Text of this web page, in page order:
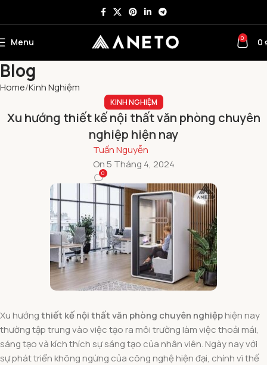
Menu 0 0
Blog
Home Kinh Nghiệm
KINH NGHIỆM
Xu hướng thiết kế nội thất văn phòng chuyên
nghiệp hiện nay
Tuấn Nguyễn
On 5 Tháng 4, 2024
0
Xu hướngthiết kế nội thất văn phòng chuyên nghiệphiện nay
thường tập trung vào việc tạo ra môi trường làm việc thoải mái,
sáng tạo và kích thích sự sáng tạo của nhân viên. Ngày nay với
sự phát triển không ngừng của công nghệ hiện đại, chính vì thế